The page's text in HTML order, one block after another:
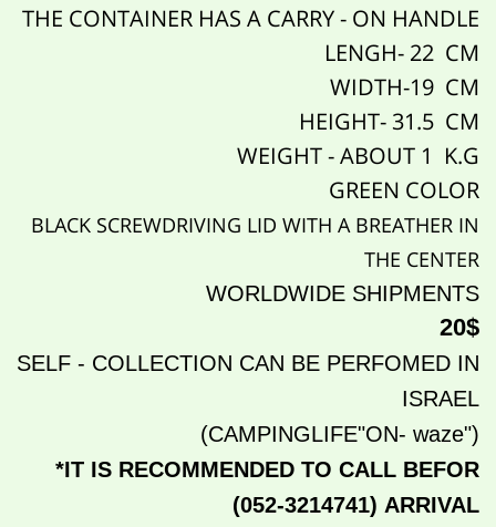
THE CONTAINER HAS A CARRY - ON HANDLE
LENGH- 22 CM
WIDTH-19 CM
HEIGHT- 31.5 CM
WEIGHT - ABOUT 1 K.G
GREEN COLOR
BLACK SCREWDRIVING LID WITH A BREATHER IN
THE CENTER
WORLDWIDE SHIPMENTS
20$
SELF - COLLECTION CAN BE PERFOMED IN
ISRAEL
("CAMPINGLIFE"ON- waze)
*IT IS RECOMMENDED TO CALL BEFOR
ARRIVAL
(052-3214741)